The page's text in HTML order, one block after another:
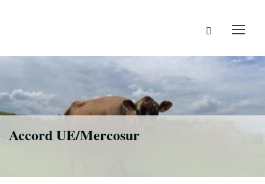
Rechercher
Accord UE/Mercosur